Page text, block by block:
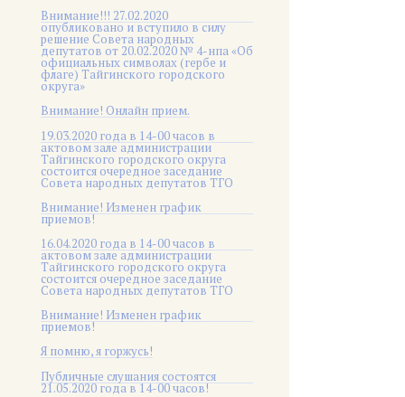
Внимание!!! 27.02.2020
опубликовано и вступило в силу
решение Совета народных
депутатов от 20.02.2020 № 4-нпа «Об
официальных символах (гербе и
флаге) Тайгинского городского
округа»
Внимание! Онлайн прием.
19.03.2020 года в 14-00 часов в
актовом зале администрации
Тайгинского городского округа
состоится очередное заседание
Совета народных депутатов ТГО
Внимание! Изменен график
приемов!
16.04.2020 года в 14-00 часов в
актовом зале администрации
Тайгинского городского округа
состоится очередное заседание
Совета народных депутатов ТГО
Внимание! Изменен график
приемов!
Я помню, я горжусь!
Публичные слушания состоятся
21.05.2020 года в 14-00 часов!